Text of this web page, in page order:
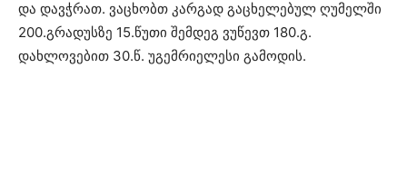
და დავჭრათ. ვაცხობთ კარგად გაცხელებულ ღუმელში
200.გრადუსზე 15.წუთი შემდეგ ვუწევთ 180.გ.
დახლოვებით 30.წ. უგემრიელესი გამოდის.